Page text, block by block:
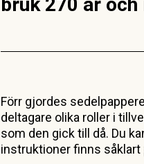
Förr gjordes
deltagare olika roller i
som den gick till då. Du
instruktioner finns såklart